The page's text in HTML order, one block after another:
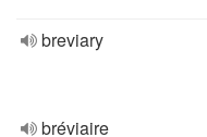
breviary
bréviaire